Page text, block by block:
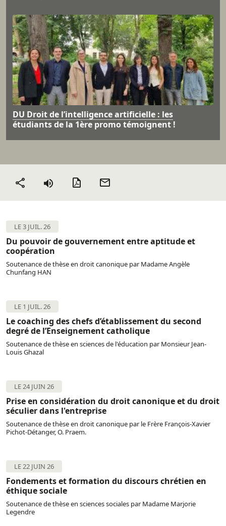
DU Droit de l’intelligence artificielle : les
étudiants de la 1ère promo témoignent !
Partager Version PDF
LE 3 JUIL. 26
Du pouvoir de gouvernement entre aptitude et
coopération
Soutenance de thèse en droit canonique par Madame Angèle
Chunfang HAN
LE 1 JUIL. 26
Le coaching des chefs d’établissement du second
degré de l’Enseignement catholique
Soutenance de thèse en sciences de l'éducation par Monsieur Jean-
Louis Ghazal
LE 24 JUIN 26
Prise en considération du droit canonique et du droit
séculier dans l'entreprise
Soutenance de thèse en droit canonique par le Frère François-Xavier
Pichot-Détanger, O. Praem.
LE 22 JUIN 26
Fondements et formation du discours chrétien en
éthique sociale
Soutenance de thèse en sciences sociales par Madame Marjorie
Legendre